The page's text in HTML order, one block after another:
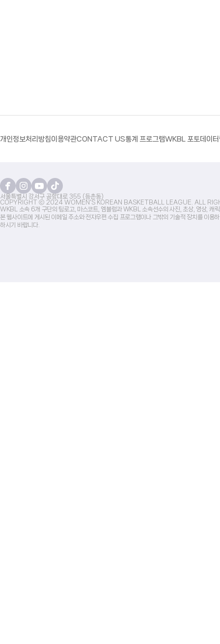
개인정보처리방침이용약관CONTACT US통계 프로그램WKBL 포토데이
서울특별시 강서구 공항대로 355 (등촌동)
COPYRIGHT ⓒ 2024 WOMEN'S KOREAN BASKETBALL LEAGUE. ALL
WKBL 소속 6개 구단의 팀로고, 마스코트, 엠블럼과 WKBL 소속선수의 사진, 초상, 영상, 캐
본 웹사이트에 게시된 이메일 주소와 전자우편 수집 프로그램이나 그밖의 기술적 장치를 이
하시기 바랍니다.